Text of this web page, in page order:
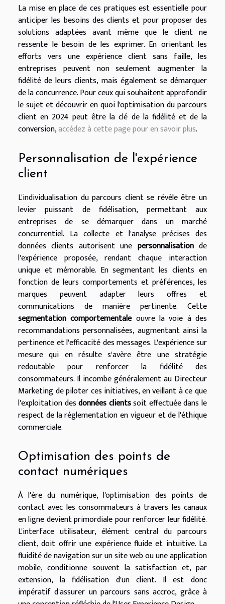
La mise en place de ces pratiques est essentielle pour
anticiper les besoins des clients et pour proposer des
solutions adaptées avant même que le client ne
ressente le besoin de les exprimer. En orientant les
efforts vers une expérience client sans faille, les
entreprises peuvent non seulement augmenter la
fidélité de leurs clients, mais également se démarquer
de la concurrence. Pour ceux qui souhaitent approfondir
le sujet et découvrir en quoi l'optimisation du parcours
client en 2024 peut être la clé de la fidélité et de la
conversion,accédez à cette page pour en savoir plus.
Personnalisation de l'expérience
client
L'individualisation du parcours client se révèle être un
levier puissant de fidélisation, permettant aux
entreprises de se démarquer dans un marché
concurrentiel. La collecte et l'analyse précises des
données clients autorisent une personnalisationde
l'expérience proposée, rendant chaque interaction
unique et mémorable. En segmentant les clients en
fonction de leurs comportements et préférences, les
marques peuvent adapter leurs offres et
communications de manière pertinente. Cette
segmentation comportementaleouvre la voie à des
recommandations personnalisées, augmentant ainsi la
pertinence et l'efficacité des messages. L'expérience sur
mesure qui en résulte s'avère être une stratégie
redoutable pour renforcer la fidélité des
consommateurs. Il incombe généralement au Directeur
Marketing de piloter ces initiatives, en veillant à ce que
l'exploitation desdonnées clientssoit effectuée dans le
respect de la réglementation en vigueur et de l'éthique
commerciale.
Optimisation des points de
contact numériques
À l'ère du numérique, l'optimisation des points de
contact avec les consommateurs à travers les canaux
en ligne devient primordiale pour renforcer leur fidélité.
L'interface utilisateur, élément central du parcours
client, doit offrir une expérience fluide et intuitive. La
fluidité de navigation sur un site web ou une application
mobile, conditionne souvent la satisfaction et, par
extension, la fidélisation d'un client. Il est donc
impératif d'assurer un parcours sans accroc, grâce à